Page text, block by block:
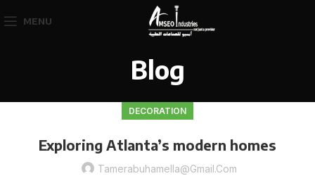
MENU
Blog
DECORATION
Exploring Atlanta’s modern homes
Tamerabuhamella@gmail.com